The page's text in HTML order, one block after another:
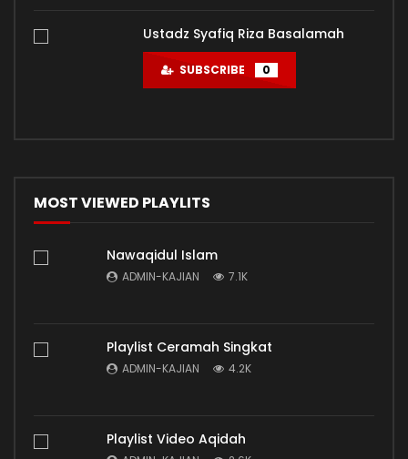
Ustadz Syafiq Riza Basalamah
SUBSCRIBE 0
MOST VIEWED PLAYLITS
Nawaqidul Islam
ADMIN-KAJIAN 7.1K
Playlist Ceramah Singkat
ADMIN-KAJIAN 4.2K
Playlist Video Aqidah